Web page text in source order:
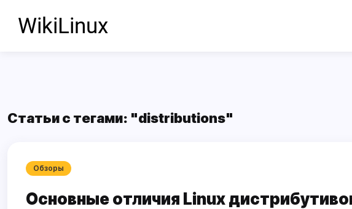
Статьи с тегами: "distributions"
Обзоры
Основные отличия Linux